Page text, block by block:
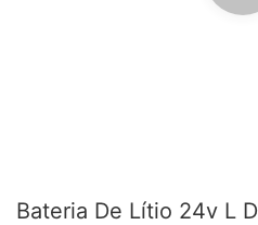
Bateria De Lítio 24v L